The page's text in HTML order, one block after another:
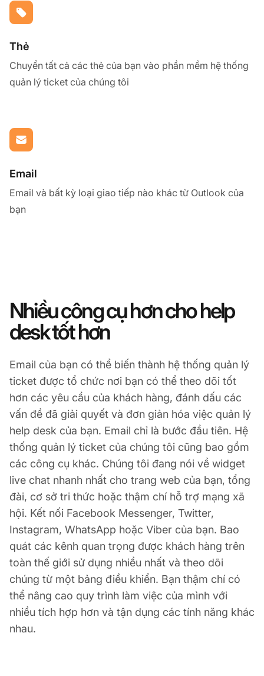
Thẻ
Chuyển tất cả các thẻ của bạn vào phần mềm hệ thống
quản lý ticket của chúng tôi
Email
Email và bất kỳ loại giao tiếp nào khác từ Outlook của
bạn
Nhiều công cụ hơn cho help
desk tốt hơn
Email của bạn có thể biến thành hệ thống quản lý
ticket được tổ chức nơi bạn có thể theo dõi tốt
hơn các yêu cầu của khách hàng, đánh dấu các
vấn đề đã giải quyết và đơn giản hóa việc quản lý
help desk của bạn. Email chỉ là bước đầu tiên. Hệ
thống quản lý ticket của chúng tôi cũng bao gồm
các công cụ khác. Chúng tôi đang nói về widget
live chat nhanh nhất cho trang web của bạn, tổng
đài, cơ sở tri thức hoặc thậm chí hỗ trợ mạng xã
hội. Kết nối Facebook Messenger, Twitter,
Instagram, WhatsApp hoặc Viber của bạn. Bao
quát các kênh quan trọng được khách hàng trên
toàn thế giới sử dụng nhiều nhất và theo dõi
chúng từ một bảng điều khiển. Bạn thậm chí có
thể nâng cao quy trình làm việc của mình với
nhiều tích hợp hơn và tận dụng các tính năng khác
nhau.